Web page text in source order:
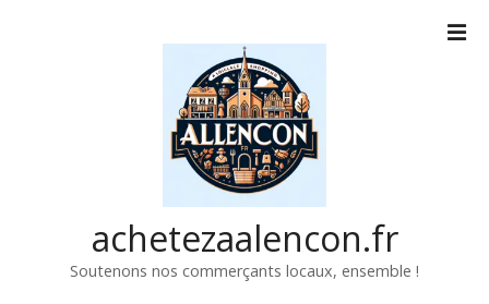
achetezaalencon.fr
Soutenons nos commerçants locaux, ensemble !